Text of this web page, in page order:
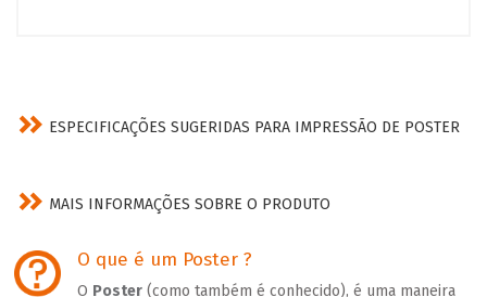
ESPECIFICAÇÕES SUGERIDAS PARA IMPRESSÃO DE POSTER
MAIS INFORMAÇÕES SOBRE O PRODUTO
O que é um Poster ?
O Poster(como também é conhecido), é uma maneira